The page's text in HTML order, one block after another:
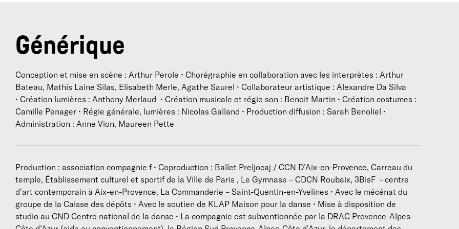
mouvement seront à des moments à l’unisson pour révéler une
polyphonie pour donner à chacun·e un espace d’expression.
Cette matière sera mise au service d’une écriture
accumulation, venant tisser ensemble les différentes histoires
une connexion plus simple, viscérale et animale avec son corps.
l'écoute de celles- ci, on peut se défaire de nos culpabilités,
retrouver un rapport simple à notre propre corps. »
Arthur Perole
Générique
Conception et mise en scène : Arthur Perole • Chorégraphie en collaboration avec les interprètes : Arthur
Bateau, Mathis Laine Silas, Elisabeth Merle, Agathe Saurel • Collaborateur artistique : Alexandre Da Silva
• Création lumières : Anthony Merlaud • Création musicale et régie son : Benoit Martin • Création costumes :
Camille Penager • Régie générale, lumières : Nicolas Galland • Production diffusion : Sarah Benoliel •
Administration : Anne Vion, Maureen Pette
Production : association compagnie f • Coproduction : Ballet Preljocaj / CCN D’Aix-en-Provence, Carreau du
temple, Établissement culturel et sportif de la Ville de Paris , Le Gymnase – CDCN Roubaix, 3BisF - centre
d’art contemporain à Aix-en-Provence, La Commanderie – Saint-Quentin-en-Yvelines • Avec le mécénat du
groupe de la Caisse des dépôts • Avec le soutien de KLAP Maison pour la danse • Mise à disposition de
studio au CND Centre national de la danse • La compagnie est subventionnée par la DRAC Provence-Alpes-